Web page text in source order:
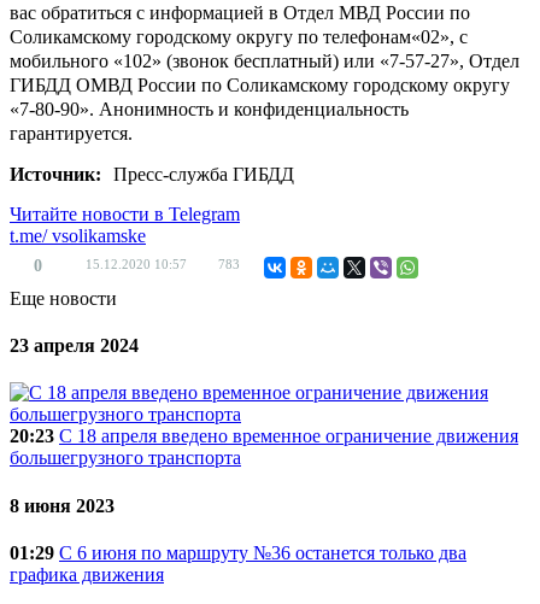
вас обратиться с информацией в Отдел МВД России по
Соликамскому городскому округу по телефонам«02», с
мобильного «102» (звонок бесплатный) или «7-57-27», Отдел
ГИБДД ОМВД России по Соликамскому городскому округу
«7-80-90». Анонимность и конфиденциальность
гарантируется.
Источник:
Пресс-служба ГИБДД
Читайте новости в Telegram
t.me/vsolikamske
0 15.12.2020 10:57 783
Еще новости
23 апреля 2024
20:23 C 18 апреля введено временное ограничение движения
большегрузного транспорта
8 июня 2023
01:29 С 6 июня по маршруту №36 останется только два
графика движения